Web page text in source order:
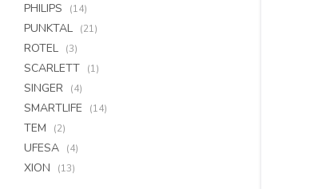
PHILIPS (14)
PUNKTAL (21)
ROTEL (3)
SCARLETT (1)
SINGER (4)
SMARTLIFE (14)
TEM (2)
UFESA (4)
XION (13)